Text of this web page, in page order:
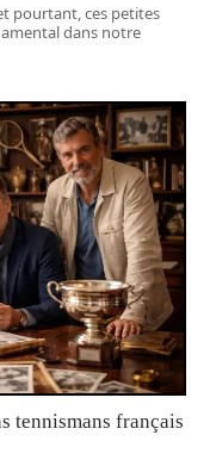
pourtant, ces petites
dans notre
tennismans français